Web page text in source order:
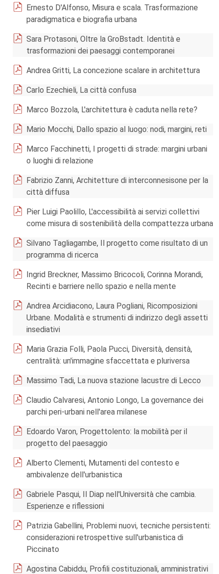
Ernesto D'Alfonso, Misura e scala. Trasformazione
paradigmatica e biografia urbana
Sara Protasoni, Oltre la GroBstadt. Identità e
trasformazioni dei paesaggi contemporanei
Andrea Gritti, La concezione scalare in architettura
Carlo Ezechieli, La città confusa
Marco Bozzola, L'architettura è caduta nella rete?
Mario Mocchi, Dallo spazio al luogo: nodi, margini, reti
Marco Facchinetti, I progetti di strade: margini urbani
o luoghi di relazione
Fabrizio Zanni, Architetture di interconnesisone per la
città diffusa
Pier Luigi Paolillo, L'accessibilità ai servizi collettivi
come misura di sostenibilità della compattezza urbana
Silvano Tagliagambe, Il progetto come risultato di un
programma di ricerca
Ingrid Breckner, Massimo Bricocoli, Corinna Morandi,
Recinti e barriere nello spazio e nella mente
Andrea Arcidiacono, Laura Pogliani, Ricomposizioni
Urbane. Modalità e strumenti di indirizzo degli assetti
insediativi
Maria Grazia Folli, Paola Pucci, Diversità, densità,
centralità: un'immagine sfaccettata e pluriversa
Massimo Tadi, La nuova stazione lacustre di Lecco
Claudio Calvaresi, Antonio Longo, La governance dei
parchi peri-urbani nell'area milanese
Edoardo Varon, Progettolento: la mobilità per il
progetto del paesaggio
Alberto Clementi, Mutamenti del contesto e
ambivalenze dell'urbanistica
Gabriele Pasqui, Il Diap nell'Università che cambia.
Esperienze e riflessioni
Patrizia Gabellini, Problemi nuovi, tecniche persistenti:
considerazioni retrospettive sull'urbanistica di
Piccinato
Agostina Cabiddu, Profili costituzionali, amministrativi